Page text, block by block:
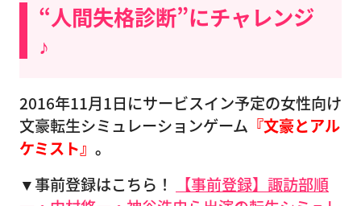
“人間失格診断”にチャレンジ
♪
2016年11月1日にサービスイン予定の女性向け
文豪転生シミュレーションゲーム 『文豪とアル
ケミスト』 。
▼事前登録はこちら！
【事前登録】諏訪部順